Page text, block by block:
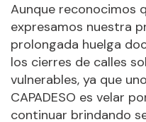
Aunque reconocimos
expresamos nuestra
prolongada huelga
los cierres de calles
vulnerables, ya que
CAPADESO es velar
continuar brindando